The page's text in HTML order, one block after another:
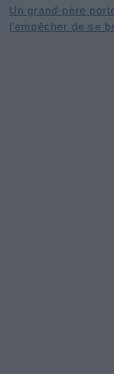
Un grand-père
l’empêcher de se